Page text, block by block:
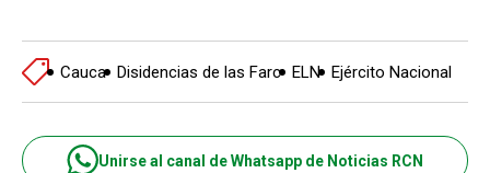
Cauca Disidencias de las Farc ELN Ejército Nacional
Unirse al canal de Whatsapp de Noticias RCN